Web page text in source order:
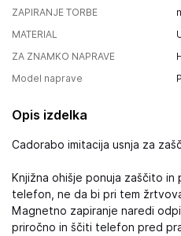
ZAPIRANJE TORBE
MATERIAL
ZA ZNAMKO NAPRAVE
Model naprave
Opis izdelka
Cadorabo imitacija usnja za
Knjižna ohišje ponuja zaščito
telefon, ne da bi pri tem
Magnetno zapiranje naredi
priročno in ščiti telefon pred